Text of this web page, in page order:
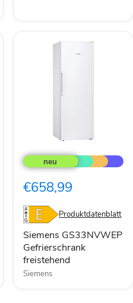
GS33NVWEP
Gefrierschrank
€658,99
Produktdatenblatt
Siemens GS33NVWEP
Gefrierschrank
freistehend
Siemens